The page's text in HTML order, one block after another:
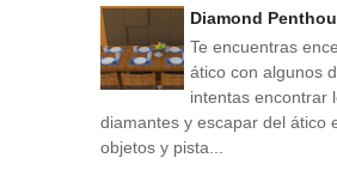
Diamond
Te encuentras
ático con algunos
intentas encontrar
diamantes y escapar del ático
objetos y pista...